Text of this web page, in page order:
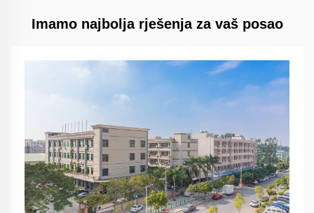
Imamo najbolja rješenja za vaš posao